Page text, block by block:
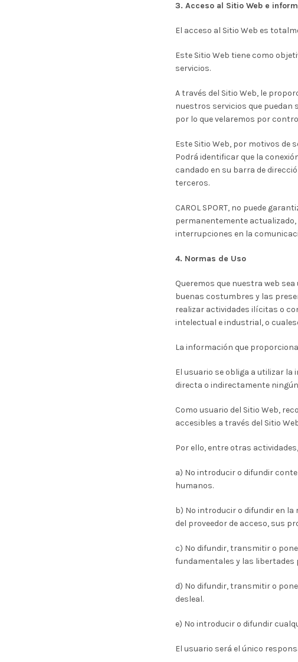
3. Acceso al Sitio Web e
El acceso al Sitio Web es
Este Sitio Web tiene como
servicios.
A través del Sitio Web, le
nuestros servicios que puedan
por lo que velaremos por
Este Sitio Web, por motivos de
Podrá identificar que la
candado en su barra de
terceros.
CAROL SPORT, no puede
permanentemente
interrupciones en la
4. Normas de Uso
Queremos que nuestra web
buenas costumbres y las
realizar actividades ilícitas o
intelectual e industrial, o
La información que
El usuario se obliga a utilizar
directa o indirectamente
Como usuario del Sitio Web,
accesibles a través del Sitio
Por ello, entre otras
a) No introducir o difundir
humanos.
b) No introducir o difundir en
del proveedor de acceso, sus
c) No difundir, transmitir o
fundamentales y las
d) No difundir, transmitir o
desleal.
e) No introducir o difundir
El usuario será el único